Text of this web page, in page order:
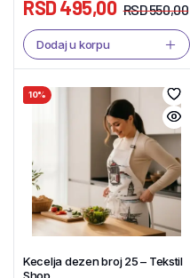
RSD550,00
RSD495,00
Dodaj u korpu
10%
Kecelja dezen broj 25 – Tekstil